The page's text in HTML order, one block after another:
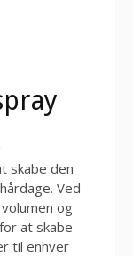
skabe den
Ved
og
at skabe
til enhver